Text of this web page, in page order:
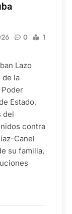
0
1
Lazo
de la
Poder
Estado,
del
contra
Canel
su familia,